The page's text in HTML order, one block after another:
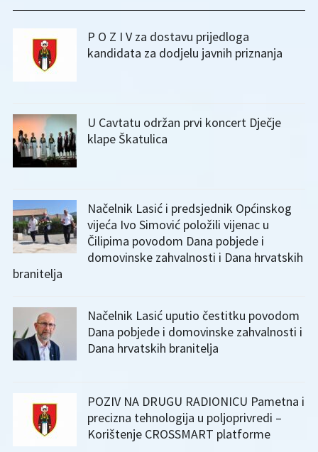
P O Z I V za dostavu prijedloga
kandidata za dodjelu javnih priznanja
U Cavtatu održan prvi koncert Dječje
klape Škatulica
Načelnik Lasić i predsjednik Općinskog
vijeća Ivo Simović položili vijenac u
Čilipima povodom Dana pobjede i
domovinske zahvalnosti i Dana hrvatskih
branitelja
Načelnik Lasić uputio čestitku povodom
Dana pobjede i domovinske zahvalnosti i
Dana hrvatskih branitelja
POZIV NA DRUGU RADIONICU Pametna i
precizna tehnologija u poljoprivredi –
Korištenje CROSSMART platforme